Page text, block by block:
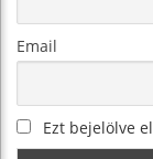
Email
Ezt bejelölve